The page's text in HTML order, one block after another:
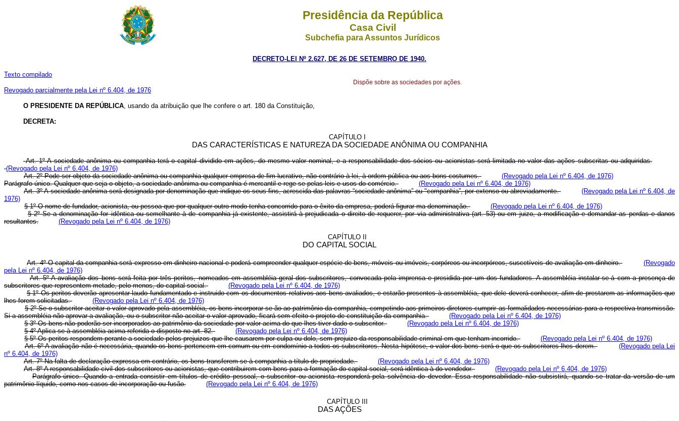
Presidência da República
Casa Civil
Subchefia para Assuntos Jurídicos
DECRETO-LEI Nº 2.627, DE 26 DE SETEMBRO DE 1940.
Texto compilado
Revogado parcialmente pela Lei nº 6.404, de 1976
Dispõe sobre as sociedades por ações.
O PRESIDENTE DA REPÚBLICA, usando da atribuição que lhe confere o art. 180 da Constituição,
DECRETA:
CAPÍTULO I
DAS CARACTERÍSTICAS E NATUREZA DA SOCIEDADE ANÔNIMA OU COMPANHIA
Art. 1º A sociedade anônima ou companhia terá o capital dividido em ações, do mesmo valor nominal, e a responsabilidade dos sócios ou acionistas será limitada no valor das ações subscritas ou adquiridas.
(Revogado pela Lei nº 6.404, de 1976)
Art. 2º Pode ser objeto da sociedade anônima ou companhia qualquer empresa de fim lucrativo, não contrário à lei, à ordem pública ou aos bons costumes.
(Revogado pela Lei nº 6.404, de 1976)
Parágrafo único. Qualquer que seja o objeto, a sociedade anônima ou companhia é mercantil e rege-se pelas leis e usos do comércio.
(Revogado pela Lei nº 6.404, de 1976)
Art. 3º A sociedade anônima será designada por denominação que indique os seus fins, acrescida das palavras “sociedade anônima” ou "companhia”, por extenso ou abreviadamente.
(Revogado pela Lei nº 6.404, de
1976)
§ 1º O nome de fundador, acionista, ou pessoa que por qualquer outro modo tenha concorrido para o êxito da empresa, poderá figurar ma denominação.
(Revogado pela Lei nº 6.404, de 1976)
§ 2º Se a denominação for idêntica ou semelhante à de companhia já existente, assistirá à prejudicada o direito de requerer, por via administrativa (art. 53) ou em juizo, a modificação e demandar as perdas e danos
resultantes.
(Revogado pela Lei nº 6.404, de 1976)
CAPÍTULO II
DO CAPITAL SOCIAL
Art. 4º O capital da companhia será expresso em dinheiro nacional e poderá compreender qualquer espécie de bens, móveis ou imóveis, corpóreos ou incorpóreos, suscetíveis de avaliação em dinheiro.
(Revogado
pela Lei nº 6.404, de 1976)
Art. 5º A avaliação dos bens será feita por três peritos, nomeados em assembléia geral dos subscritores, convocada pela imprensa e presidida por um dos fundadores. A assembléia instalar-se-á com a presença de
subscritores que representem metade, pelo menos, do capital social.
(Revogado pela Lei nº 6.404, de 1976)
§ 1º Os peritos deverão apresentar laudo fundamentado e instruido com os documentos relativos aos bens avaliados, e estarão presentes à assembléia, que dele deverá conhecer, afim de prestarem as informações que
lhes forem solicitadas.
(Revogado pela Lei nº 6.404, de 1976)
§ 2º Se o subscritor aceitar o valor aprovado pela assembléia, os bens incorporar-se-ão ao patrimônio da companhia, competindo aos primeiros diretores cumprir as formalidades necessárias para a respectiva transmissão.
Si a assembléia não aprovar a avaliação, ou o subscritor não aceitar o valor aprovado, ficará sem efeito o projeto de constituição da companhia.
(Revogado pela Lei nº 6.404, de 1976)
§ 3º Os bens não poderão ser incorporados ao patrimônio da sociedade por valor acima do que lhes tiver dado o subscritor.
(Revogado pela Lei nº 6.404, de 1976)
§ 4º Aplica-se à assembléia acima referida o disposto no art. 82.
(Revogado pela Lei nº 6.404, de 1976)
§ 5º Os peritos respondem perante a sociedade pelos prejuizos que lhe causarem por culpa ou dolo, sem prejuizo da responsabilidade criminal em que tenham incorrido.
(Revogado pela Lei nº 6.404, de 1976)
Art. 6º A avaliação não é necessária, quando os bens pertencem em comum ou em condomínio a todos os subscritores. Nesta hipótese, o valor dos bens será o que os subscritores lhes derem.
(Revogado pela Lei
nº 6.404, de 1976)
Art. 7º Na falta de declaração expressa em contrário, os bens transferem-se à companhia a título de propriedade.
(Revogado pela Lei nº 6.404, de 1976)
Art. 8º A responsabilidade civil dos subscritores ou acionistas, que contribuirem com bens para a formação do capital social, será idêntica à do vendedor.
(Revogado pela Lei nº 6.404, de 1976)
Parágrafo único. Quando a entrada consistir em títulos de crédito pessoal, o subscritor ou acionista responderá pela solvência do devedor. Essa responsabilidade não subsistirá, quando se tratar da versão de um
patrimônio líquido, como nos casos de incorporação ou fusão.
(Revogado pela Lei nº 6.404, de 1976)
CAPÍTULO III
DAS AÇÕES